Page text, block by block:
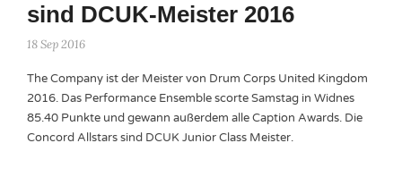
sind DCUK-Meister 2016
18 Sep 2016
The Company ist der Meister von Drum Corps United Kingdom
2016. Das Performance Ensemble scorte Samstag in Widnes
85.40 Punkte und gewann außerdem alle Caption Awards. Die
Concord Allstars sind DCUK Junior Class Meister.